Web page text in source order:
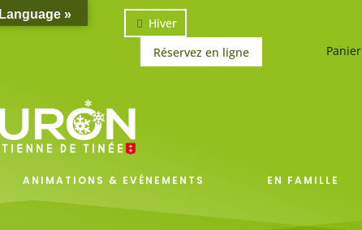
Hiver
Réservez en ligne
Panier
ANIMATIONS & EVÉNEMENTS EN FAMILLE
Language »